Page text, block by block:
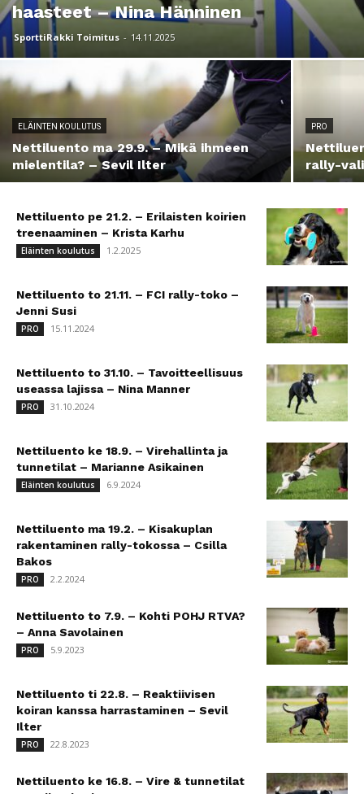
haasteet – Nina Hänninen
SporttiRakki Toimitus - 14.11.2025
ELÄINTEN KOULUTUS
Nettiluento ma 29.9. – Mikä ihmeen
mielentila? – Sevil Ilter
PRO
rally-
Nettiluento pe 21.2. – Erilaisten koirien
treenaaminen – Krista Karhu
Eläinten koulutus 1.2.2025
Nettiluento to 21.11. – FCI rally-toko –
Jenni Susi
PRO 15.11.2024
Nettiluento to 31.10. – Tavoitteellisuus
useassa lajissa – Nina Manner
PRO 31.10.2024
Nettiluento ke 18.9. – Virehallinta ja
tunnetilat – Marianne Asikainen
Eläinten koulutus 6.9.2024
Nettiluento ma 19.2. – Kisakuplan
rakentaminen rally-tokossa – Csilla
Bakos
PRO 2.2.2024
Nettiluento to 7.9. – Kohti POHJ RTVA?
– Anna Savolainen
PRO 5.9.2023
Nettiluento ti 22.8. – Reaktiivisen
koiran kanssa harrastaminen – Sevil
Ilter
PRO 22.8.2023
Nettiluento ke 16.8. – Vire & tunnetilat